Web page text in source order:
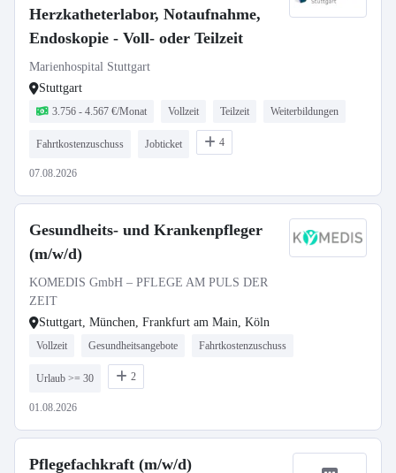
Herzkatheterlabor, Notaufnahme,
Endoskopie - Voll- oder Teilzeit
Marienhospital Stuttgart
Stuttgart
3.756 - 4.567 €/Monat Vollzeit Teilzeit Weiterbildungen
Fahrtkostenzuschuss Jobticket 4
07.08.2026
Gesundheits- und Krankenpfleger
(m/w/d)
KOMEDIS GmbH – PFLEGE AM PULS DER
ZEIT
Stuttgart, München, Frankfurt am Main, Köln
Vollzeit Gesundheitsangebote Fahrtkostenzuschuss
Urlaub >= 30 2
01.08.2026
Pflegefachkraft (m/w/d)